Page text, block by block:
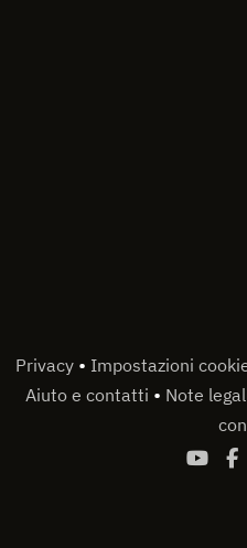
Privacy • Impostazioni
Aiuto e contatti • Note